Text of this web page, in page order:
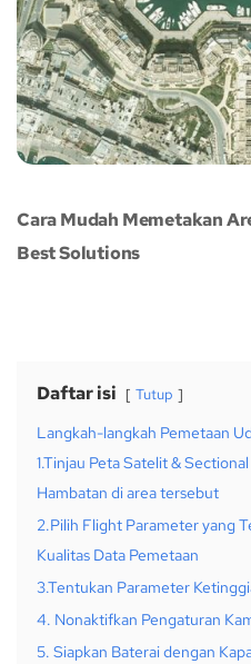
Cara Mudah Memetakan
Best Solutions
Daftar isi Tutup
Langkah-langkah Pemetaan
1.Tinjau Peta Satelit &
Hambatan di area tersebut
2.Pilih Flight Parameter yang
Kualitas Data Pemetaan
3.Tentukan Parameter
4. Nonaktifkan Pengaturan
5. Siapkan Baterai dengan